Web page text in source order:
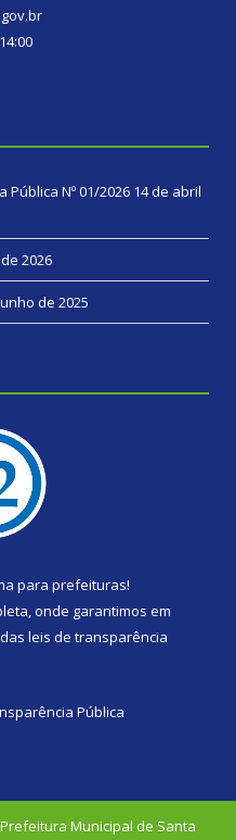
Pública Nº 01/2026 14 de abril
2026
de 2025
para prefeituras!
onde garantimos em
leis de transparência
Pública
Municipal de Santa